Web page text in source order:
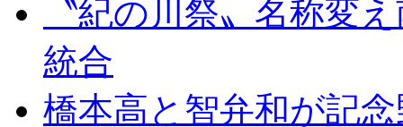
〝紀の川祭〟名称変
統合
橋本高と智弁和が記